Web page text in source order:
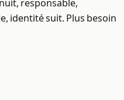
responsable,
identité suit. Plus besoin